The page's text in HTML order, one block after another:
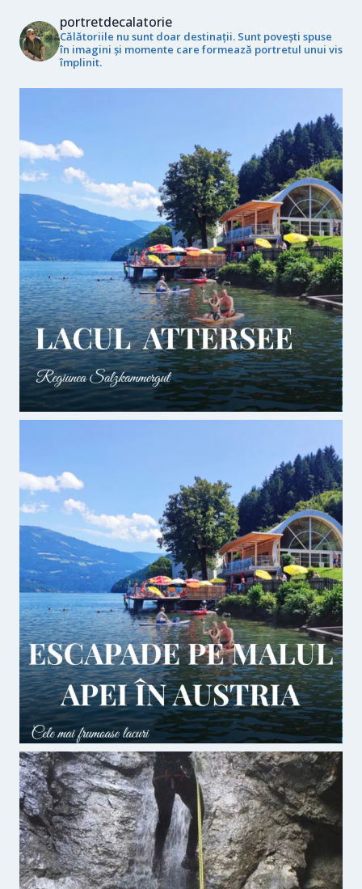
portretdecalatorie
Călătoriile nu sunt doar destinații. Sunt povești spuse
în imagini și momente care formează portretul unui vis
împlinit.